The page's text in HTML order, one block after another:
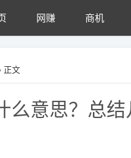
网赚 商机
正文
么意思？总